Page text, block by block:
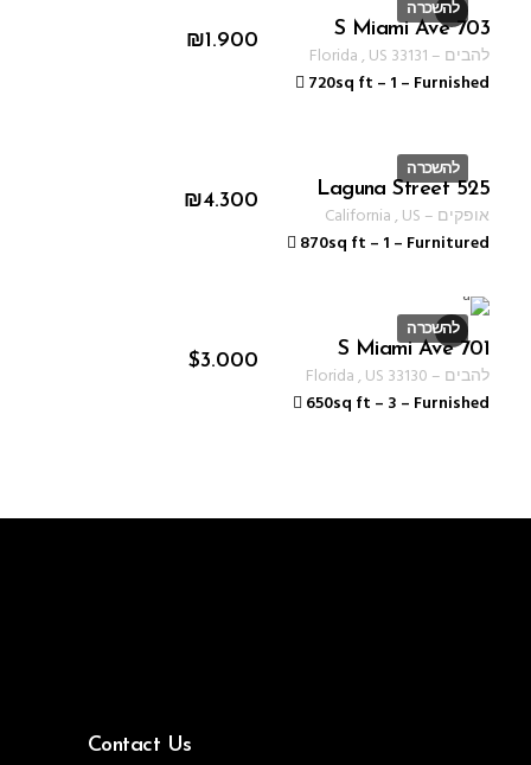
להשכרה
ID 1233
₪1.900
703 S Miami Ave
להבים –
Florida, US 33131
720sq ft – 1 – Furnished
להשכרה
ID 1354
₪4.300
525 Laguna Street
אופקים –
California, US
870sq ft – 1 – Furnitured
להשכרה
ID 1234
$3.000
701 S Miami Ave
להבים –
Florida, US 33130
650sq ft – 3 – Furnished
Contact Us